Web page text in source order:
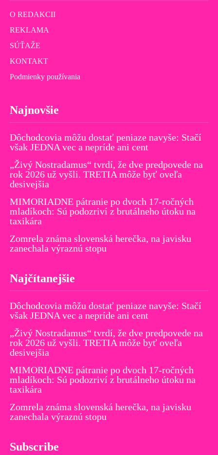
O REDAKCII
REKLAMA
SÚŤAŽE
KONTAKT
Podmienky používania
Najnovšie
Dôchodcovia môžu dostať peniaze navyše: Stačí
však JEDNA vec a nepríde ani cent
„Živý Nostradamus“ tvrdí, že dve predpovede na
rok 2026 už vyšli. TRETIA môže byť oveľa
desivejšia
MIMORIADNE pátranie po dvoch 17-ročných
mladíkoch: Sú podozriví z brutálneho útoku na
taxikára
Zomrela známa slovenská herečka, na javisku
zanechala výraznú stopu
Najčítanejšie
Dôchodcovia môžu dostať peniaze navyše: Stačí
však JEDNA vec a nepríde ani cent
„Živý Nostradamus“ tvrdí, že dve predpovede na
rok 2026 už vyšli. TRETIA môže byť oveľa
desivejšia
MIMORIADNE pátranie po dvoch 17-ročných
mladíkoch: Sú podozriví z brutálneho útoku na
taxikára
Zomrela známa slovenská herečka, na javisku
zanechala výraznú stopu
Subscribe